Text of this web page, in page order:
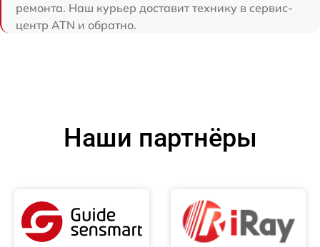
ремонта. Наш курьер доставит технику в сервис-
центр ATN и обратно.
Наши партнёры